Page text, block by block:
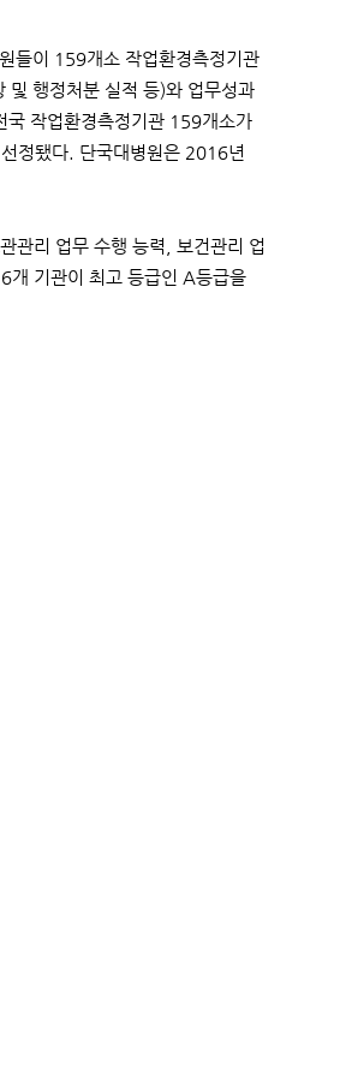
들이 159개소 작업환경측정기관
및 행정처분 실적 등)와 업무성과
국 작업환경측정기관 159개소가
정됐다. 단국대병원은 2016년
관리 업무 수행 능력, 보건관리 업
개 기관이 최고 등급인 A등급을